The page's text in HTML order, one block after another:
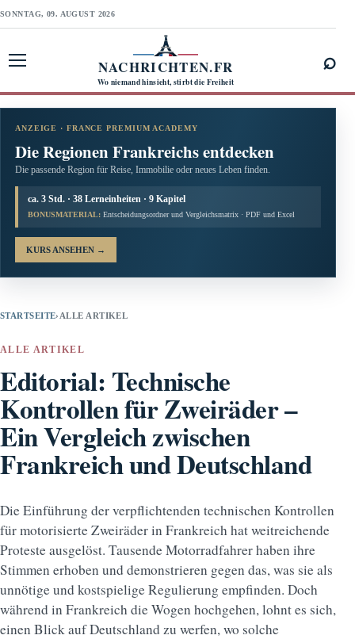
SONNTAG, 09. AUGUST 2026
NACHRICHTEN.FR
Wo niemand hinsieht, stirbt die Freiheit
⌕
ANZEIGE · FRANCE PREMIUM ACADEMY
Die Regionen Frankreichs entdecken
Die passende Region für Reise, Immobilie oder neues Leben finden.
ca. 3 Std. · 38 Lerneinheiten · 9 Kapitel
BONUSMATERIAL: Entscheidungsordner und Vergleichsmatrix · PDF und Excel
KURS ANSEHEN →
STARTSEITE› ALLE ARTIKEL
ALLE ARTIKEL
Editorial: Technische
Kontrollen für Zweiräder –
Ein Vergleich zwischen
Frankreich und Deutschland
Die Einführung der verpflichtenden technischen Kontrollen
für motorisierte Zweiräder in Frankreich hat weitreichende
Proteste ausgelöst. Tausende Motorradfahrer haben ihre
Stimmen erhoben und demonstrieren gegen das, was sie als
unnötige und kostspielige Regulierung empfinden. Doch
während in Frankreich die Wogen hochgehen, lohnt es sich,
einen Blick auf Deutschland zu werfen, wo solche